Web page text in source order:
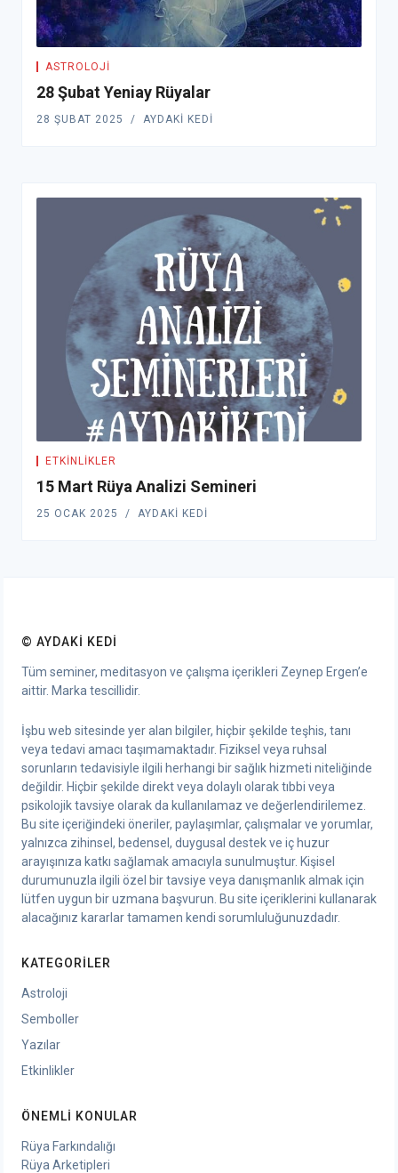
ASTROLOJI
28 Şubat Yeniay Rüyalar
28 ŞUBAT 2025 AYDAKI KEDI
ETKINLIKLER
15 Mart Rüya Analizi Semineri
25 OCAK 2025 AYDAKI KEDI
© AYDAKI KEDI
Tüm seminer, meditasyon ve çalışma içerikleri Zeynep Ergen’e
aittir. Marka tescillidir.
İşbu web sitesinde yer alan bilgiler, hiçbir şekilde teşhis, tanı
veya tedavi amacı taşımamaktadır. Fiziksel veya ruhsal
sorunların tedavisiyle ilgili herhangi bir sağlık hizmeti niteliğinde
değildir. Hiçbir şekilde direkt veya dolaylı olarak tıbbi veya
psikolojik tavsiye olarak da kullanılamaz ve değerlendirilemez.
Bu site içeriğindeki öneriler, paylaşımlar, çalışmalar ve yorumlar,
yalnızca zihinsel, bedensel, duygusal destek ve iç huzur
arayışınıza katkı sağlamak amacıyla sunulmuştur. Kişisel
durumunuzla ilgili özel bir tavsiye veya danışmanlık almak için
lütfen uygun bir uzmana başvurun. Bu site içeriklerini kullanarak
alacağınız kararlar tamamen kendi sorumluluğunuzdadır.
KATEGORILER
Astroloji
Semboller
Yazılar
Etkinlikler
ÖNEMLI KONULAR
Rüya Farkındalığı
Rüya Arketipleri